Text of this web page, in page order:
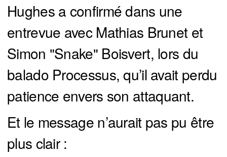
Hughes a confirmé dans une
entrevue avec Mathias Brunet et
Simon "Snake" Boisvert, lors du
balado Processus, qu’il avait perdu
patience envers son attaquant.
Et le message n’aurait pas pu être
plus clair :